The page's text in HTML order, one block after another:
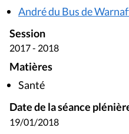
André du Bus de
Session
2017 - 2018
Matières
Santé
Date de la séance
19/01/2018